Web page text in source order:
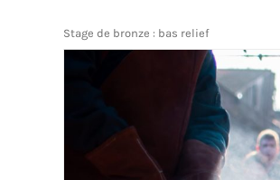
Stage de bronze : bas relief